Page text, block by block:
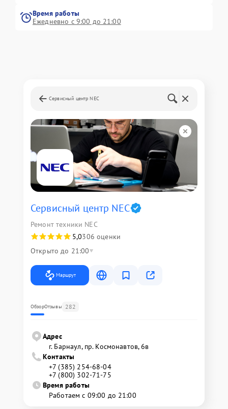
Время работы
Ежедневно с 9:00 до 21:00
Сервисный центр NEC
Сервисный центр NEC
Ремонт техники NEC
5,0306 оценки
Открыто до 21:00
Маршрут
ОбзорОтзывы 282
Адрес
г. Барнаул, ​пр. Космонавтов, 6в
Контакты
+7 (385) 254-68-04
+7 (800) 302-71-75
Время работы
Работаем с 09:00 до 21:00